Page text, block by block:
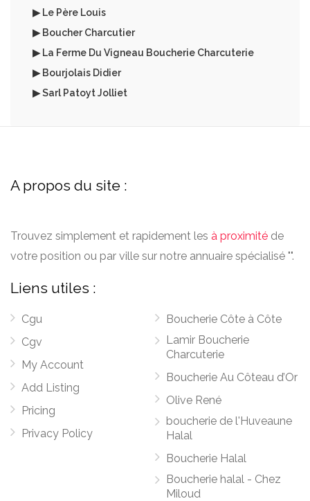
▶ Le Père Louis
▶ Boucher Charcutier
▶ La Ferme Du Vigneau Boucherie Charcuterie
▶ Bourjolais Didier
▶ Sarl Patoyt Jolliet
A propos du site :
Trouvez simplement et rapidement les à proximité de
votre position ou par ville sur notre annuaire spécialisé "".
Liens utiles :
Cgu
Cgv
My Account
Add Listing
Pricing
Privacy Policy
Boucherie Côte à Côte
Lamir Boucherie
Charcuterie
Boucherie Au Côteau d’Or
Olive René
boucherie de l'Huveaune
Halal
Boucherie Halal
Boucherie halal - Chez
Miloud